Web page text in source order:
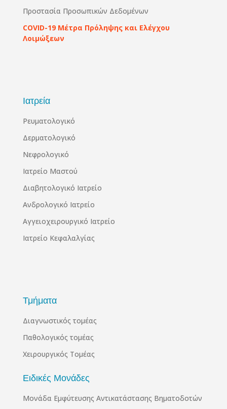
Προστασία Προσωπικών Δεδομένων
COVID-19 Μέτρα Πρόληψης και Ελέγχου
Λοιμώξεων
Ιατρεία
Ρευματολογικό
Δερματολογικό
Νεφρολογικό
Ιατρείο Μαστού
Διαβητολογικό Ιατρείο
Ανδρολογικό Ιατρείο
Αγγειοχειρουργικό Ιατρείο
Ιατρείο Κεφαλαλγίας
Τμήματα
Διαγνωστικός τομέας
Παθολογικός τομέας
Χειρουργικός Τομέας
Ειδικές Μονάδες
Μονάδα Εμφύτευσης Αντικατάστασης Βηματοδοτών